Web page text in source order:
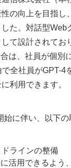
の向上を目指
た。対話型
て設計されて
は、社員が個別
全社員がGPT-
利用できます。
に伴い、以下の
ラインの整備
活用できるよう